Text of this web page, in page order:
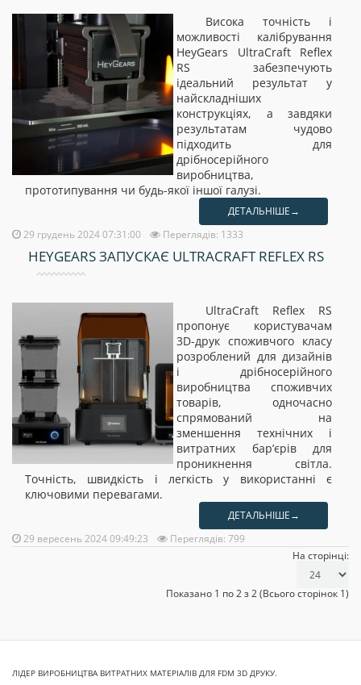
Висока точність і
можливості калібрування
HeyGears UltraCraft Reflex
RS забезпечують
ідеальний результат у
найскладніших
конструкціях, а завдяки
результатам чудово
підходить для
дрібносерійного
виробництва,
прототипування чи будь-якої іншої галузі.
ДЕТАЛЬНІШЕ→
29 грудень 2024 07:31:00 Переглядів: 1333
HEYGEARS ЗАПУСКАЄ ULTRACRAFT REFLEX RS
UltraCraft Reflex RS
пропонує користувачам
3D-друк споживчого класу
розроблений для дизайнів
і дрібносерійного
виробництва споживчих
товарів, одночасно
спрямований на
зменшення технічних і
витратних бар’єрів для
проникнення світла.
Точність, швидкість і легкість у використанні є
ключовими перевагами.
ДЕТАЛЬНІШЕ→
29 вересень 2024 09:49:23
Переглядів: 799
На сторінці:
Показано 1 по 2 з 2 (Всього сторінок 1)
ЛІДЕР ВИРОБНИЦТВА ВИТРАТНИХ МАТЕРІАЛІВ ДЛЯ FDM 3D ДРУКУ.